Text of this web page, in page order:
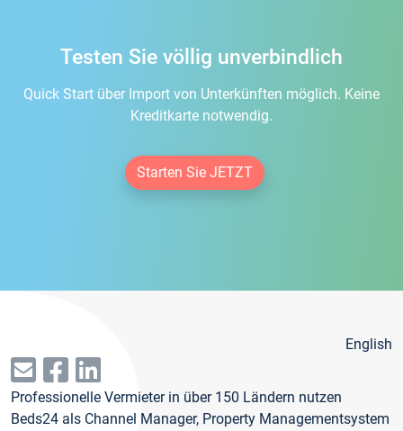
Testen Sie völlig unverbindlich
Quick Start über Import von Unterkünften möglich. Keine
Kreditkarte notwendig.
Starten Sie JETZT
English
Professionelle Vermieter in über 150 Ländern nutzen
Beds24 als Channel Manager, Property Managementsystem